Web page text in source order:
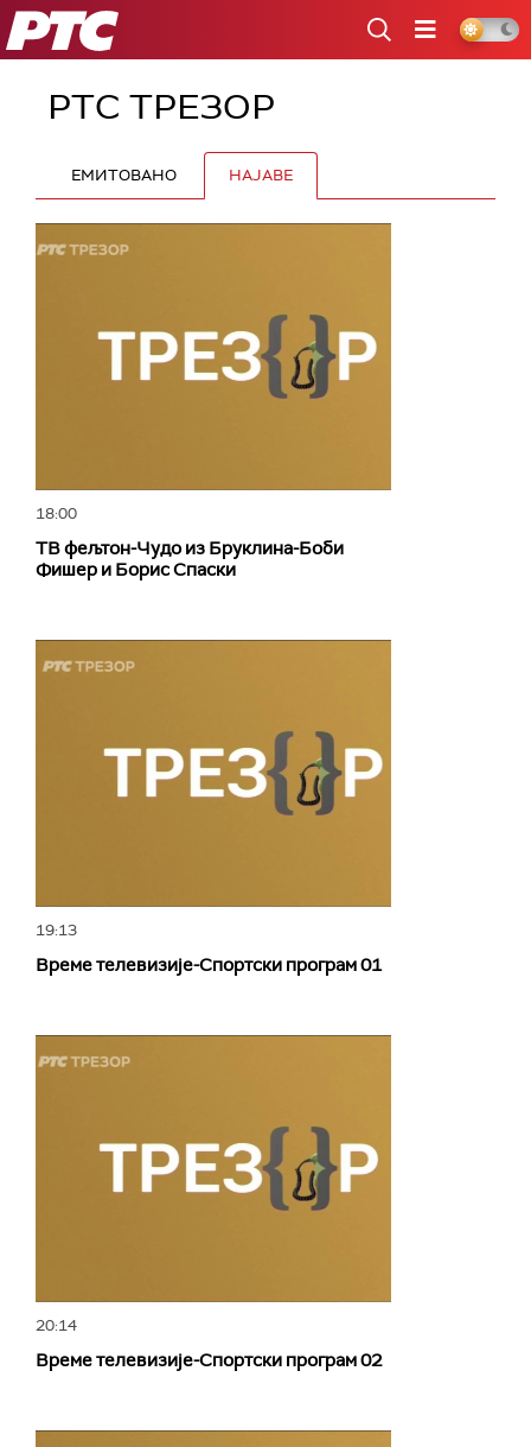
РТС
РТС ТРЕЗОР
ЕМИТОВАНО НАЈАВЕ
18:00
ТВ фељтон-Чудо из Бруклина-Боби
Фишер и Борис Спаски
19:13
Време телевизије-Спортски програм 01
20:14
Време телевизије-Спортски програм 02